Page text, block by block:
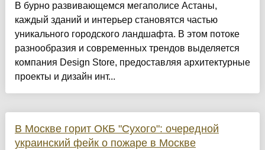
​В бурно развивающемся мегаполисе Астаны,
каждый зданий и интерьер становятся частью
уникального городского ландшафта. В этом потоке
разнообразия и современных трендов выделяется
компания Design Store, предоставляя архитектурные
проекты и дизайн инт...
В Москве горит ОКБ "Сухого": очередной
украинский фейк о пожаре в Москве